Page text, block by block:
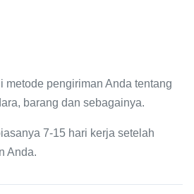
metode pengiriman Anda tentang
barang dan sebagainya.
7-15 hari kerja setelah
Anda.